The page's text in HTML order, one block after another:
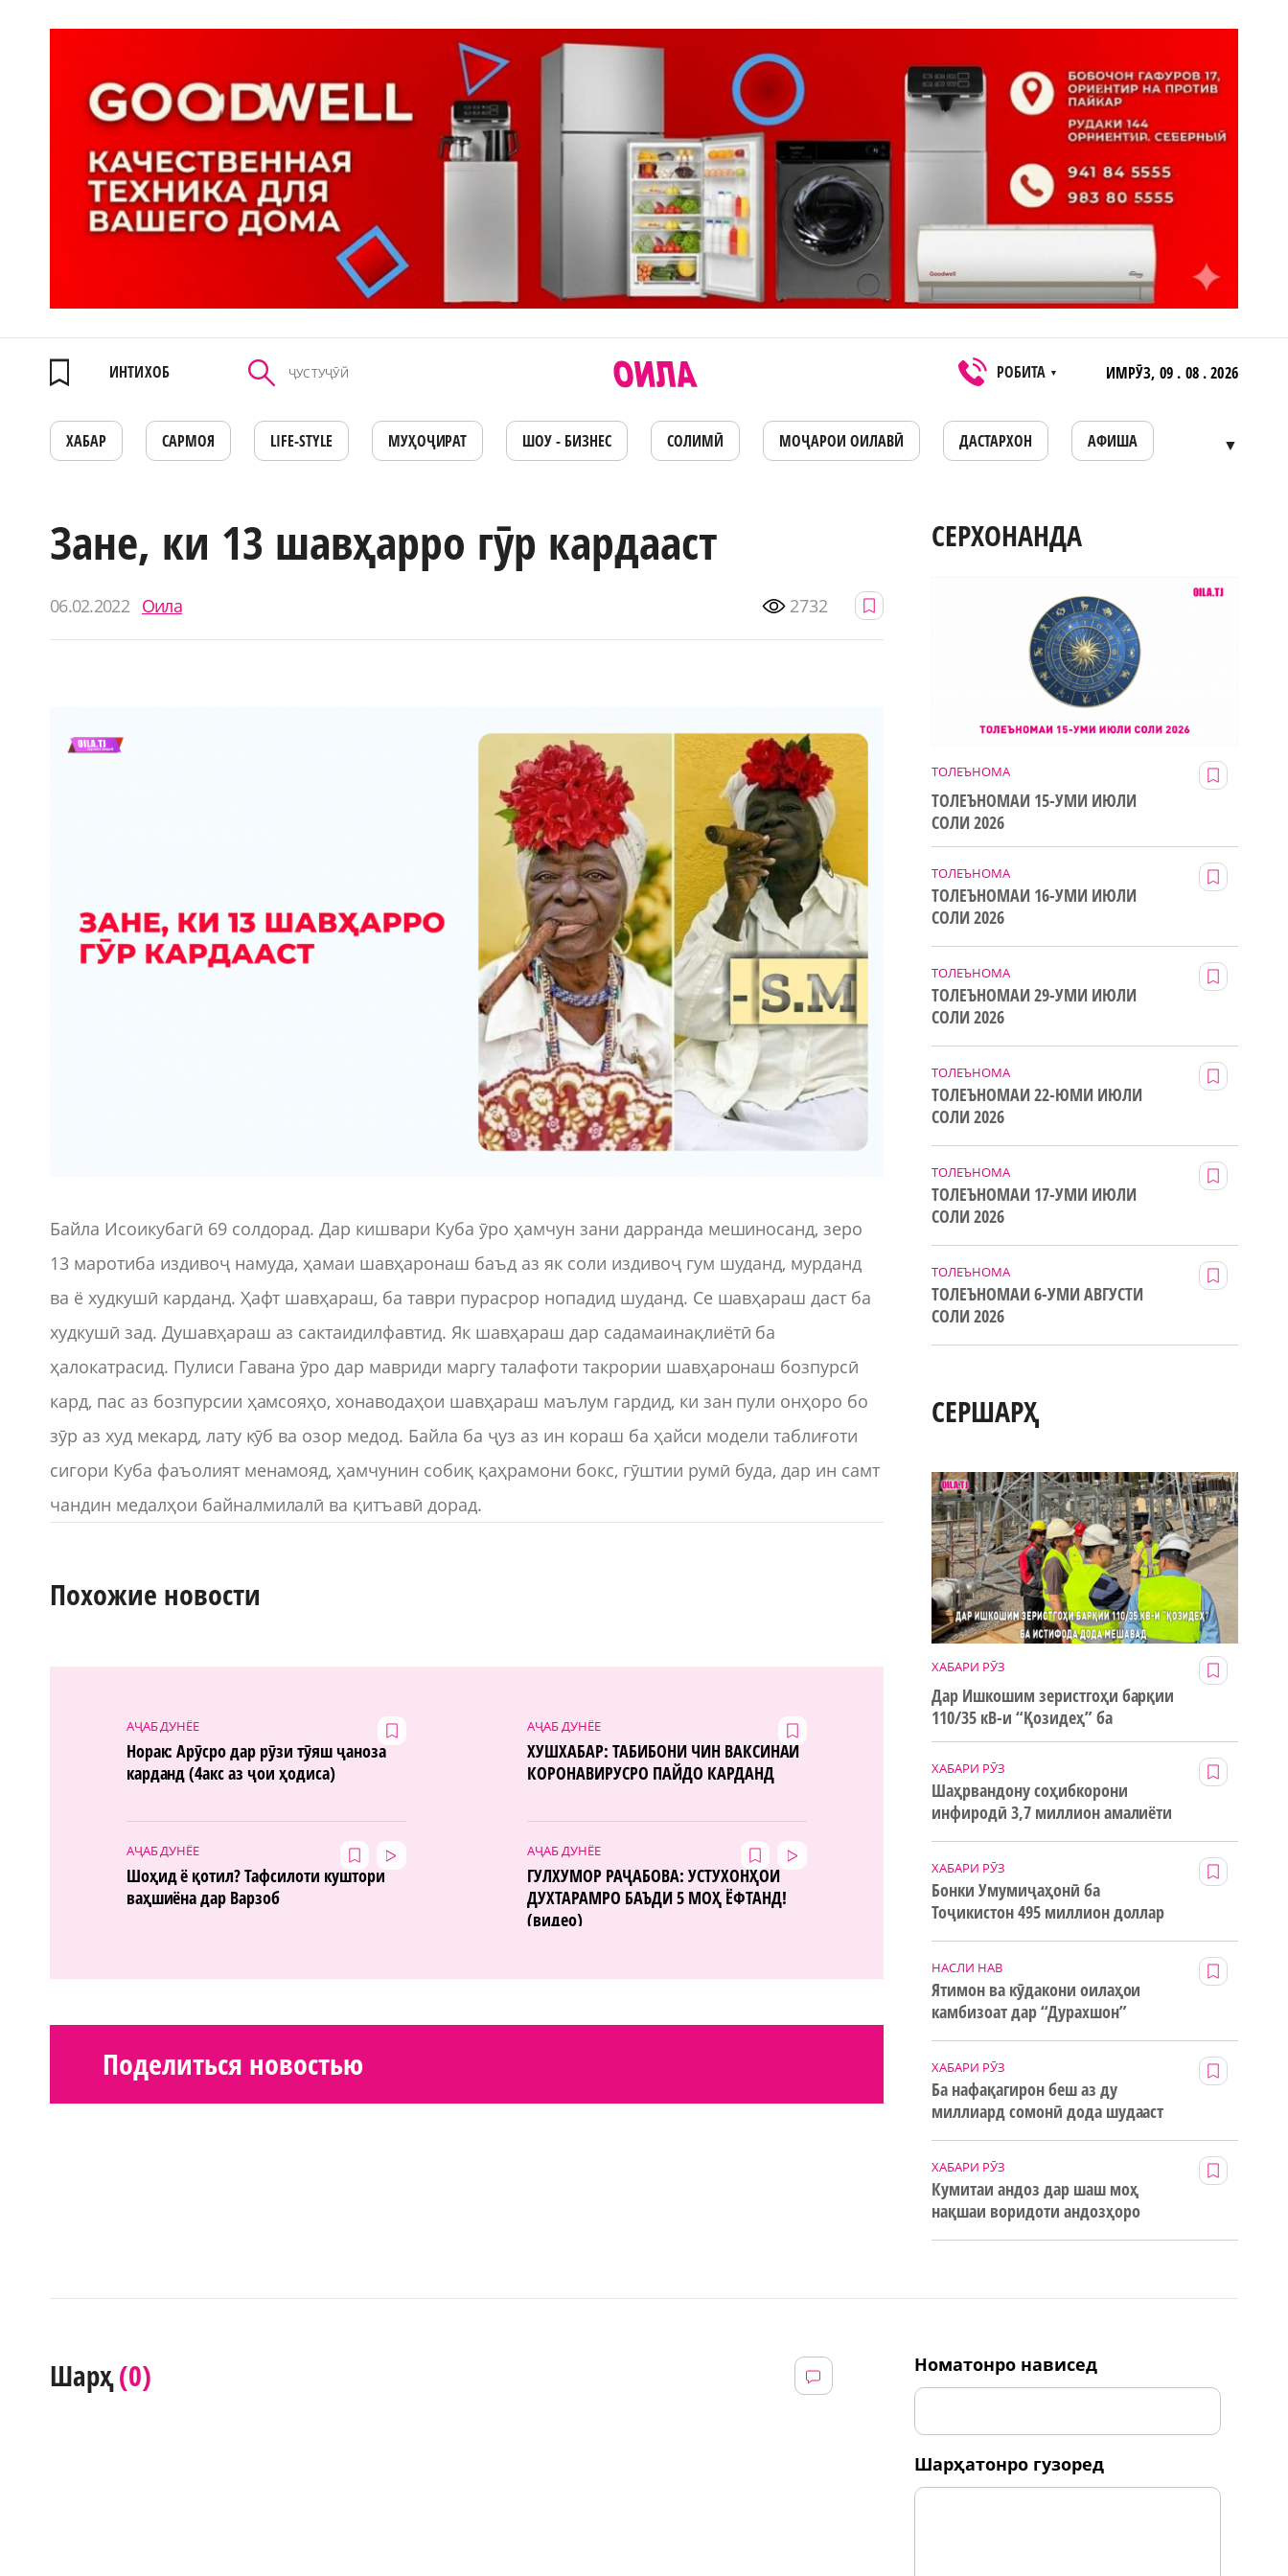
ИНТИХОБ РОБИТА ▼ ИМРӮЗ, 09 . 08 . 2026
ХАБАР САРМОЯ LIFE-STYLE МУҲОҶИРАТ ШОУ - БИЗНЕС СОЛИМӢ МОҶАРОИ ОИЛАВӢ ДАСТАРХОН АФИША ▼
Зане, ки 13 шавҳарро гӯр кардааст
06.02.2022 Оила 2732
Байла Исоикубагӣ 69 солдорад. Дар кишвари Куба ӯро ҳамчун зани дарранда мешиносанд, зеро
13 маротиба издивоҷ намуда, ҳамаи шавҳаронаш баъд аз як соли издивоҷ гум шуданд, мурданд
ва ё худкушӣ карданд. Ҳафт шавҳараш, ба таври пурасрор нопадид шуданд. Се шавҳараш даст ба
худкушӣ зад. Душавҳараш аз сактаидилфавтид. Як шавҳараш дар садамаинақлиётӣ ба
ҳалокатрасид. Пулиси Гавана ӯро дар мавриди маргу талафоти такрории шавҳаронаш бозпурсӣ
кард, пас аз бозпурсии ҳамсояҳо, хонаводаҳои шавҳараш маълум гардид, ки зан пули онҳоро бо
зӯр аз худ мекард, лату кӯб ва озор медод. Байла ба ҷуз аз ин кораш ба ҳайси модели таблиғоти
сигори Куба фаъолият менамояд, ҳамчунин собиқ қаҳрамони бокс, гӯштии румӣ буда, дар ин самт
чандин медалҳои байналмилалӣ ва қитъавӣ дорад.
Похожие новости
АҶАБ ДУНЁЕ
Норак: Арӯсро дар рӯзи тӯяш ҷаноза
карданд (4акс аз ҷои ҳодиса)
АҶАБ ДУНЁЕ
ХУШХАБАР: ТАБИБОНИ ЧИН ВАКСИНАИ
КОРОНАВИРУСРО ПАЙДО КАРДАНД
АҶАБ ДУНЁЕ
Шоҳид ё қотил? Тафсилоти куштори
ваҳшиёна дар Варзоб
АҶАБ ДУНЁЕ
ГУЛХУМОР РАҶАБОВА: УСТУХОНҲОИ
ДУХТАРАМРО БАЪДИ 5 МОҲ ЁФТАНД!
(видео)
Поделиться новостью
СЕРХОНАНДА
ТОЛЕЪНОМА
ТОЛЕЪНОМАИ 15-УМИ ИЮЛИ
СОЛИ 2026
ТОЛЕЪНОМА
ТОЛЕЪНОМАИ 16-УМИ ИЮЛИ
СОЛИ 2026
ТОЛЕЪНОМА
ТОЛЕЪНОМАИ 29-УМИ ИЮЛИ
СОЛИ 2026
ТОЛЕЪНОМА
ТОЛЕЪНОМАИ 22-ЮМИ ИЮЛИ
СОЛИ 2026
ТОЛЕЪНОМА
ТОЛЕЪНОМАИ 17-УМИ ИЮЛИ
СОЛИ 2026
ТОЛЕЪНОМА
ТОЛЕЪНОМАИ 6-УМИ АВГУСТИ
СОЛИ 2026
СЕРШАРҲ
ХАБАРИ РӮЗ
Дар Ишкошим зеристгоҳи барқии
110/35 кВ-и “Қозидеҳ” ба
истифода дода мешавад
ХАБАРИ РӮЗ
Шаҳрвандону соҳибкорони
инфиродӣ 3,7 миллион амалиёти
ХАБАРИ РӮЗ
Бонки Умумиҷаҳонӣ ба
Тоҷикистон 495 миллион доллар
НАСЛИ НАВ
Ятимон ва кӯдакони оилаҳои
камбизоат дар “Дурахшон”
ХАБАРИ РӮЗ
Ба нафақагирон беш аз ду
миллиард сомонӣ дода шудааст
ХАБАРИ РӮЗ
Кумитаи андоз дар шаш моҳ
нақшаи воридоти андозҳоро
Шарҳ(0) номатонро нависед
шарҳатонро гузоред